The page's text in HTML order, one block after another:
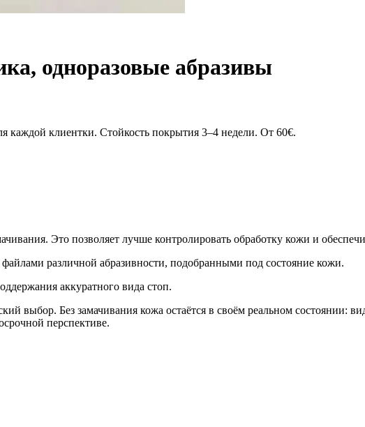
одноразовые абразивы
каждой клиентки. Стойкость покрытия 3–4 недели. От 60€.
Это позволяет лучше контролировать обработку кожи и
различной абразивности, подобранными под состояние кожи.
аккуратного вида стоп.
выбор. Без замачивания кожа остаётся в своём реальном состоянии:
перспективе.